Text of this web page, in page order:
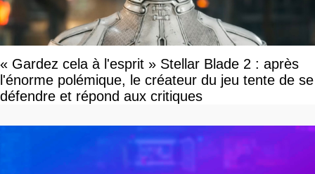
« Gardez cela à l'esprit » Stellar Blade 2 : après
l'énorme polémique, le créateur du jeu tente de se
défendre et répond aux critiques